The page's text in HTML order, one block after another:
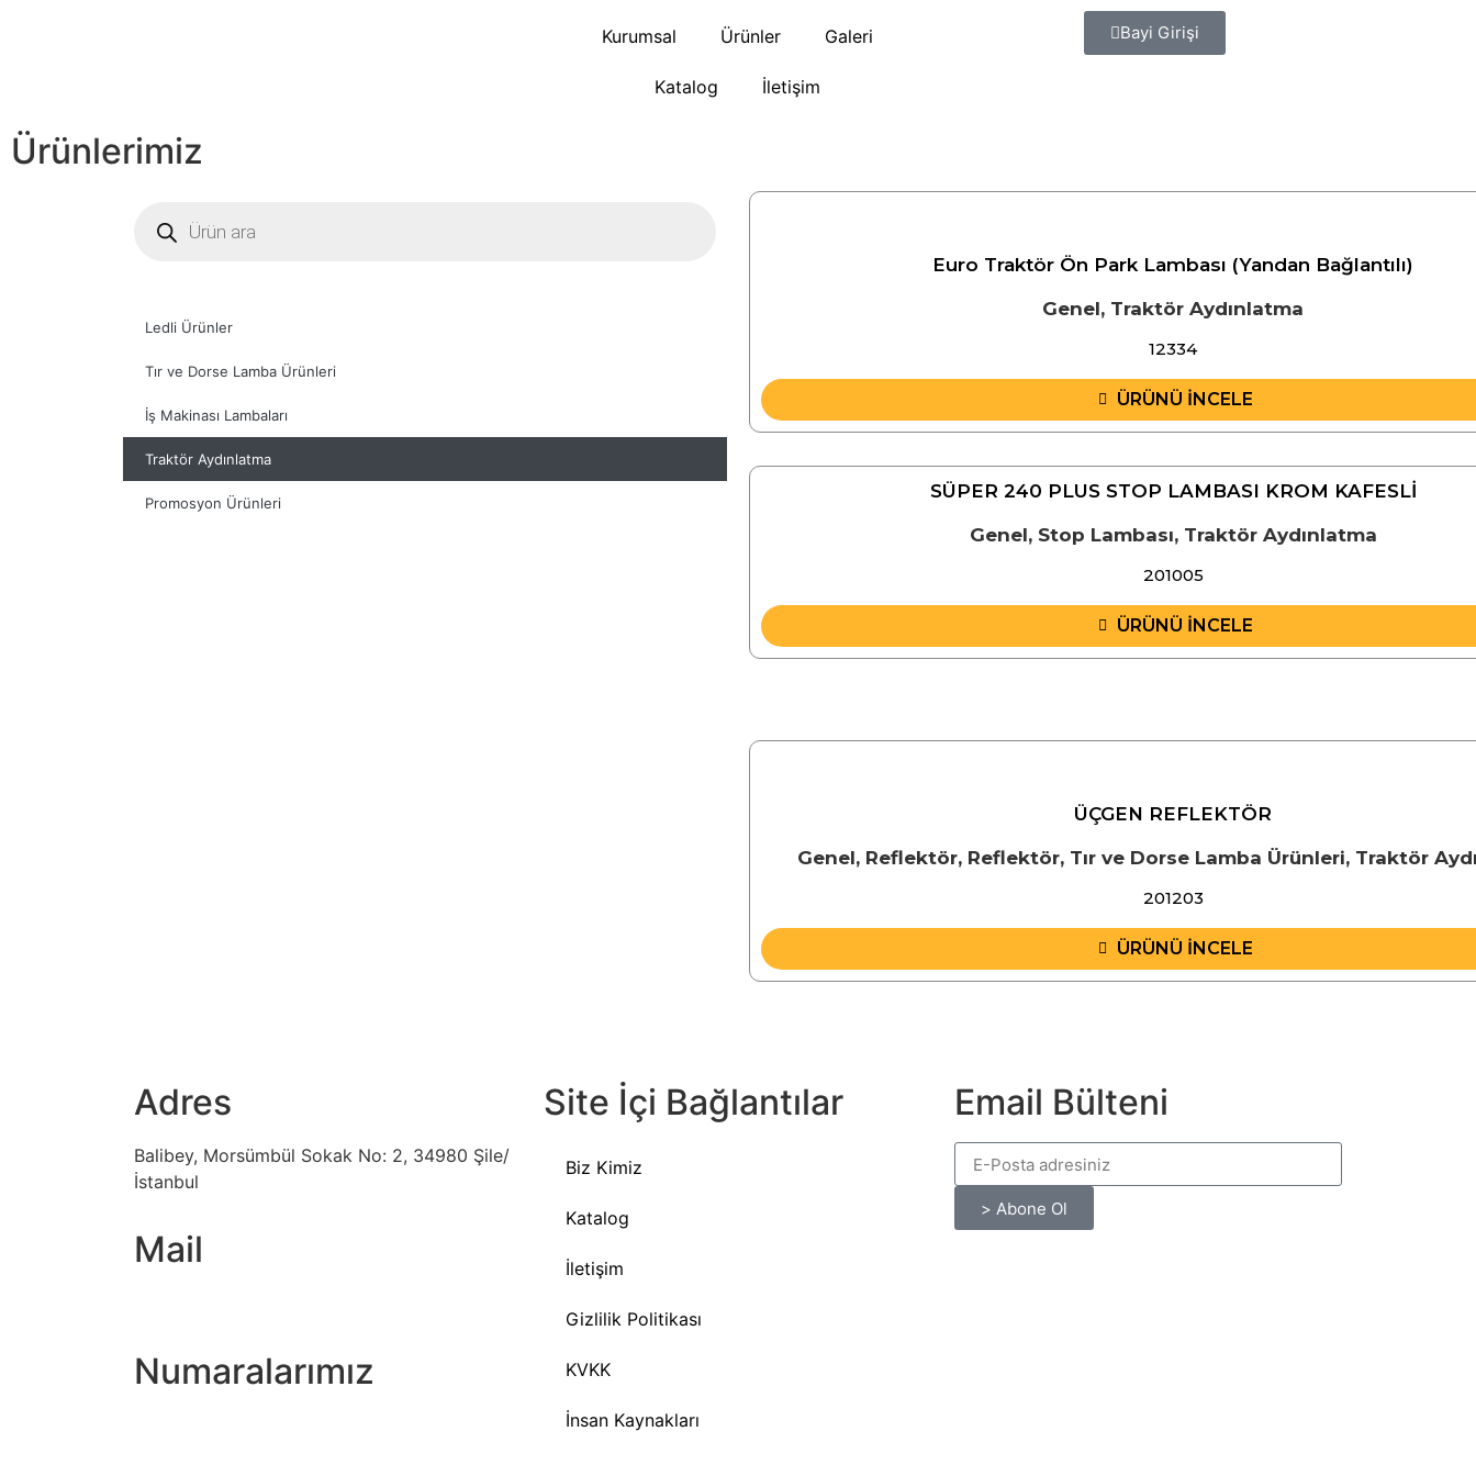
Kurumsal Ürünler Galeri
Katalog İletişim
Bayi Girişi
Ürünlerimiz
Ledli Ürünler
Tır ve Dorse Lamba Ürünleri
İş Makinası Lambaları
Traktör Aydınlatma
Promosyon Ürünleri
Euro Traktör Ön Park Lambası (Yandan Bağlantılı)
Genel, Traktör Aydınlatma
12334
ÜRÜNÜ İNCELE
SÜPER 240 PLUS STOP LAMBASI KROM KAFESLİ
Genel, Stop Lambası, Traktör Aydınlatma
201005
ÜRÜNÜ İNCELE
ÜÇGEN REFLEKTÖR
Genel, Reflektör, Reflektör, Tır ve Dorse Lamba Ürünleri, Traktör
201203
ÜRÜNÜ İNCELE
Adres
Balibey, Morsümbül Sokak No: 2, 34980 Şile/
İstanbul
Mail
Numaralarımız
Site İçi Bağlantılar
Biz Kimiz
Katalog
İletişim
Gizlilik Politikası
KVKK
İnsan Kaynakları
Email Bülteni
> Abone Ol